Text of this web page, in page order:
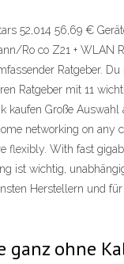
52,014 56,69 €
Ro co Z21 + WLAN
Ratgeber. Du
Ratgeber mit 11
kaufen Große Auswahl
networking on any
flexibly. With fast
ist wichtig,
Herstellern und für
ganz ohne